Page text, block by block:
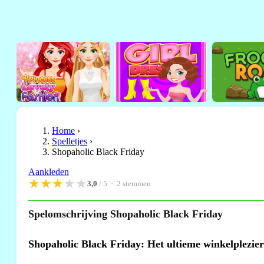
Home ›
Spelletjes ›
Shopaholic Black Friday
Aankleden
★★★★★3,0 / 5 · 2 stemmen
Spelomschrijving Shopaholic Black Friday
Shopaholic Black Friday: Het ultieme